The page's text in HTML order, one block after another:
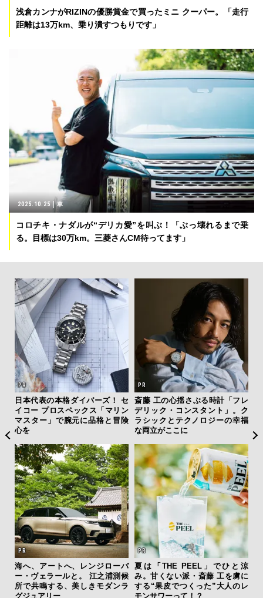
浅倉カンナがRIZINの優勝賞金で買ったミニ クーパー。「走行
距離は13万km、乗り潰すつもりです」
2025.10.25 車
コロチキ・ナダルが“デリカ愛”を叫ぶ！「ぶっ壊れるまで乗
る。目標は30万km。三菱さんCM待ってます」
「コンディション」が成果を左
右する——TENTIALの想いと研
究成果を結集した「BAKUNE Dr
y Pro」
【限定特報】Vansラバー・錦戸
亮が惚れ込む名品がデニムを纏
い、ABCマートで新登場！
「ハリー・ウィンストン」の”ラ
グスポ”で最上級の気品と個性を
纏う
革新は下山で生まれる──レクサ
スが新型TZとESに込めた「DIS
COVER」の哲学
4